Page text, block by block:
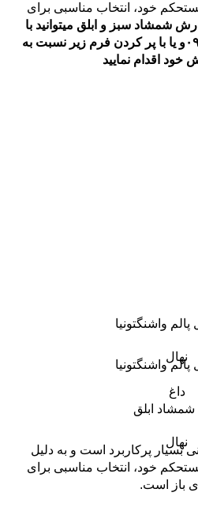
خود، انتخاب مناسبی برای
شمشاد سبز و ابلق میتوانید با
و یا با پر کردن فرم زیر نسبت به
اقدام نمایید
پالم واشنگتونیا
نهال
پالم واشنگتونیا
داغ
شمشاد ابلق
نهال
بسیار پرکاربرد است و به دلیل
خود، انتخاب مناسبی برای
باز است.